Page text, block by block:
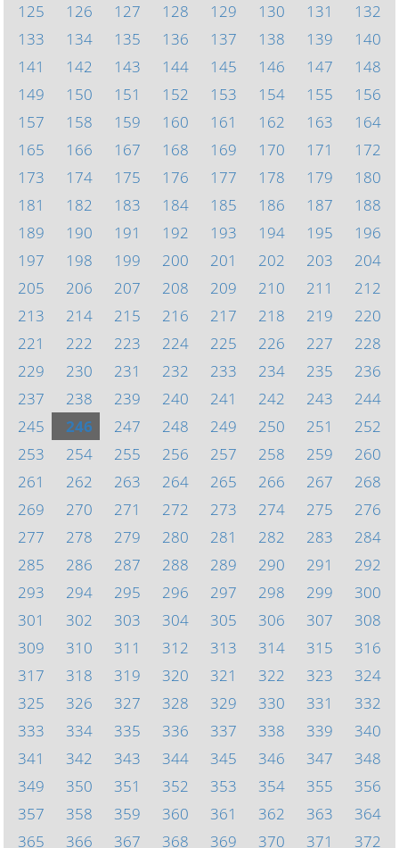
125
126 127 128 129 130 131
132
133
134 135 136 137 138 139
140
141
142 143 144 145 146 147
148
149
150 151 152 153 154 155
156
157
158 159 160 161 162 163
164
165
166 167 168 169 170 171
172
173
174 175 176 177 178 179
180
181
182 183 184 185 186 187
188
189
190 191 192 193 194 195
196
197
198 199 200 201 202 203
204
205
206 207 208 209 210 211
212
213
214 215 216 217 218 219
220
221
222 223 224 225 226 227
228
229
230 231 232 233 234 235
236
237
238 239 240 241 242 243
244
245
246 247 248 249 250 251
252
253
254 255 256 257 258 259
260
261
262 263 264 265 266 267
268
269
270 271 272 273 274 275
276
277
278 279 280 281 282 283
284
285
286 287 288 289 290 291
292
293
294 295 296 297 298 299
300
301
302 303 304 305 306 307
308
309
310 311 312 313 314 315
316
317
318 319 320 321 322 323
324
325
326 327 328 329 330 331
332
333
334 335 336 337 338 339
340
341
342 343 344 345 346 347
348
349
350 351 352 353 354 355
356
357
358 359 360 361 362 363
364
365
366 367 368 369 370 371 372